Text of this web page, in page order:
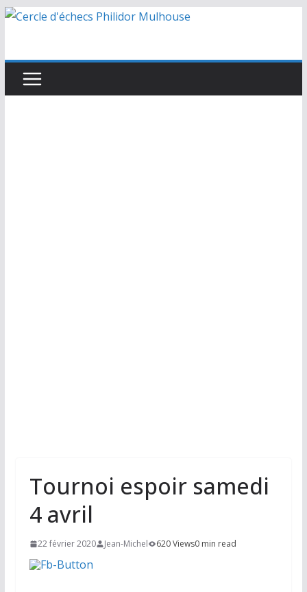
Passer
Tournoi espoir samedi
4 avril
22 février 2020 Jean-Michel 620 Views0 min read